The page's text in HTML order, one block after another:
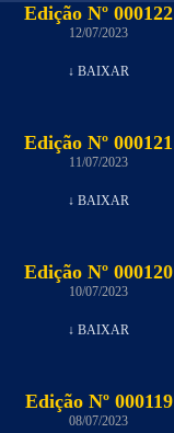
Edição Nº 000122
12/07/2023
↓ BAIXAR
Edição Nº 000121
11/07/2023
↓ BAIXAR
Edição Nº 000120
10/07/2023
↓ BAIXAR
Edição Nº 000119
08/07/2023